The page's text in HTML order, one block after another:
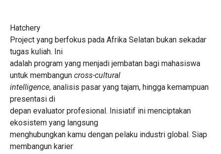
Hatchery
Project yang berfokus pada Afrika Selatan bukan sekadar
tugas kuliah. Ini
adalah program yang menjadi jembatan bagi mahasiswa
untuk membangun cross-cultural
intelligence, analisis pasar yang tajam, hingga kemampuan
presentasi di
depan evaluator profesional. Inisiatif ini menciptakan
ekosistem yang langsung
menghubungkan kamu dengan pelaku industri global. Siap
membangun karier